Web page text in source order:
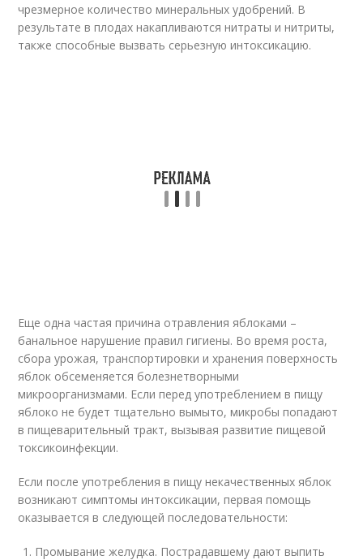
чрезмерное количество минеральных удобрений. В
результате в плодах накапливаются нитраты и нитриты,
также способные вызвать серьезную интоксикацию.
Еще одна частая причина отравления яблоками –
банальное нарушение правил гигиены. Во время роста,
сбора урожая, транспортировки и хранения поверхность
яблок обсеменяется болезнетворными
микроорганизмами. Если перед употреблением в пищу
яблоко не будет тщательно вымыто, микробы попадают
в пищеварительный тракт, вызывая развитие пищевой
токсикоинфекции.
Если после употребления в пищу некачественных яблок
возникают симптомы интоксикации, первая помощь
оказывается в следующей последовательности:
Промывание желудка. Пострадавшему дают выпить